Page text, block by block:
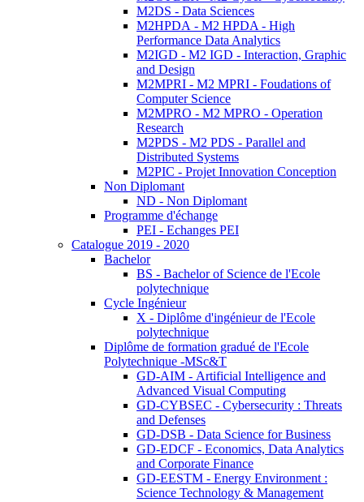
M2DS - Data Sciences
M2HPDA - M2 HPDA - High
Performance Data Analytics
M2IGD - M2 IGD - Interaction, Graphic
and Design
M2MPRI - M2 MPRI - Foudations of
Computer Science
M2MPRO - M2 MPRO - Operation
Research
M2PDS - M2 PDS - Parallel and
Distributed Systems
M2PIC - Projet Innovation Conception
Non Diplomant
ND - Non Diplomant
Programme d'échange
PEI - Echanges PEI
Catalogue 2019 - 2020
Bachelor
BS - Bachelor of Science de l'Ecole
polytechnique
Cycle Ingénieur
X - Diplôme d'ingénieur de l'Ecole
polytechnique
Diplôme de formation gradué de l'Ecole
Polytechnique -MSc&T
GD-AIM - Artificial Intelligence and
Advanced Visual Computing
GD-CYBSEC - Cybersecurity : Threats
and Defenses
GD-DSB - Data Science for Business
GD-EDCF - Economics, Data Analytics
and Corporate Finance
GD-EESTM - Energy Environment :
Science Technology & Management